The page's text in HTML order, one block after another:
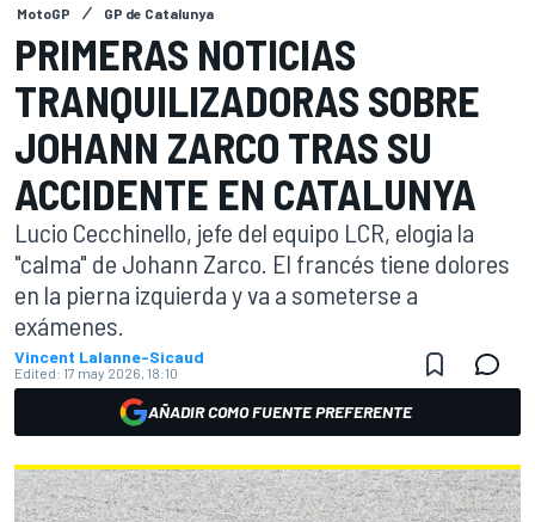
MotoGP GP de Catalunya
PRIMERAS NOTICIAS
TRANQUILIZADORAS SOBRE
JOHANN ZARCO TRAS SU
ACCIDENTE EN CATALUNYA
Lucio Cecchinello, jefe del equipo LCR, elogia la
"calma" de Johann Zarco. El francés tiene dolores
en la pierna izquierda y va a someterse a
exámenes.
Vincent Lalanne-Sicaud
Edited: 17 may 2026, 18:10
AÑADIR COMO FUENTE PREFERENTE